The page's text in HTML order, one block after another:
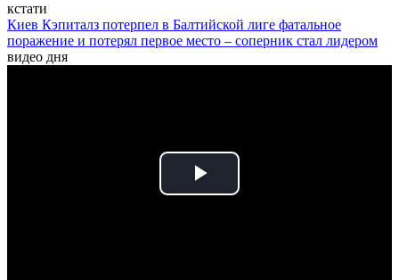
кстати
Киев Кэпиталз потерпел в Балтийской лиге фатальное
поражение и потерял первое место – соперник стал лидером
видео дня
Play